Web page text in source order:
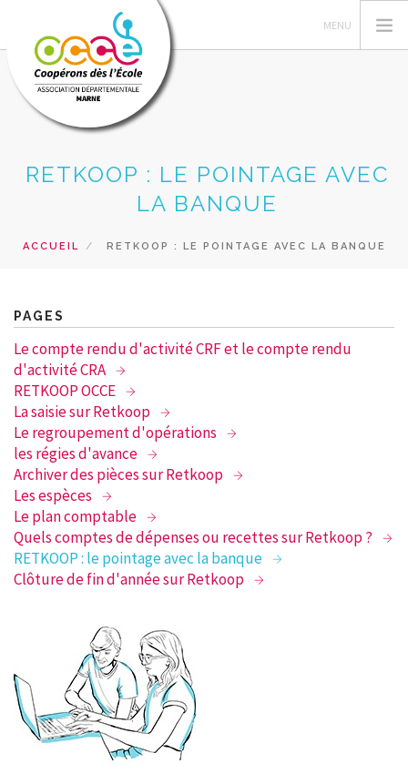
COOP' INFOS
RECHERCHER
CONTACT
RETKOOP : LE POINTAGE AVEC
LA BANQUE
ACCUEIL RETKOOP : LE POINTAGE AVEC LA BANQUE
PAGES
Le compte rendu d'activité CRF et le compte rendu
d'activité CRA
RETKOOP OCCE
La saisie sur Retkoop
Le regroupement d'opérations
les régies d'avance
Archiver des pièces sur Retkoop
Les espèces
Le plan comptable
Quels comptes de dépenses ou recettes sur Retkoop ?
RETKOOP : le pointage avec la banque
Clôture de fin d'année sur Retkoop